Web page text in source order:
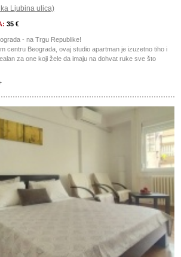
Ljubina ulica)
35 €
- na Trgu Republike!
centru Beograda, ovaj studio apartman je izuzetno tiho i
za one koji žele da imaju na dohvat ruke sve što